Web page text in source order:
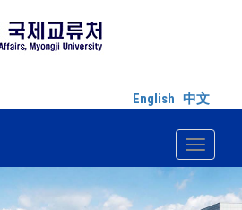
English 中文
Toggle